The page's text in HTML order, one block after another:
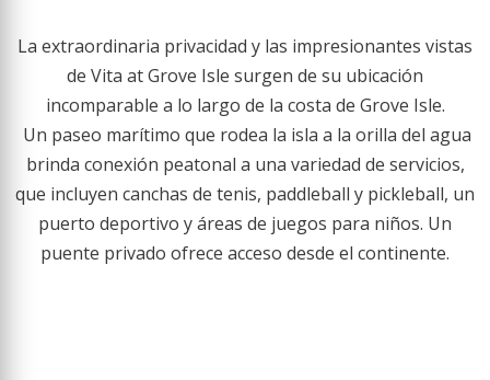
La extraordinaria privacidad y las impresionantes vistas
de Vita at Grove Isle surgen de su ubicación
incomparable a lo largo de la costa de Grove Isle.
Un paseo marítimo que rodea la isla a la orilla del agua
brinda conexión peatonal a una variedad de servicios,
que incluyen canchas de tenis, paddleball y pickleball, un
puerto deportivo y áreas de juegos para niños. Un
puente privado ofrece acceso desde el continente.